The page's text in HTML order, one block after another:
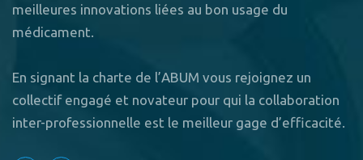
meilleures innovations liées au bon usage du
médicament.
En signant la charte de l’ABUM vous rejoignez un
collectif engagé et novateur pour qui la collaboration
inter-professionnelle est le meilleur gage d’efficacité.